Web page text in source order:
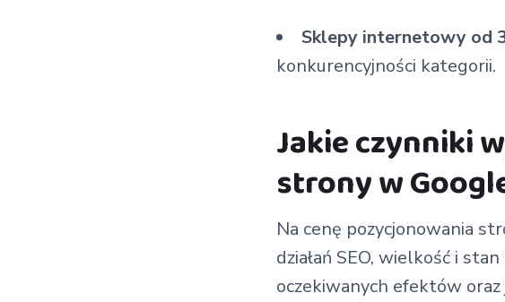
Sklepy internetowy od
konkurencyjności kategorii.
Jakie czynniki
strony w
Na cenę pozycjonowania
działań SEO, wielkość i
oczekiwanych efektów oraz